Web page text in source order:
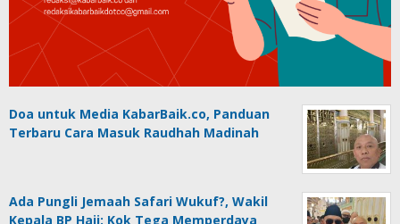
Doa untuk Media KabarBaik.co, Panduan
Terbaru Cara Masuk Raudhah Madinah
Ada Pungli Jemaah Safari Wukuf?, Wakil
Kepala BP Haji: Kok Tega Memperdaya